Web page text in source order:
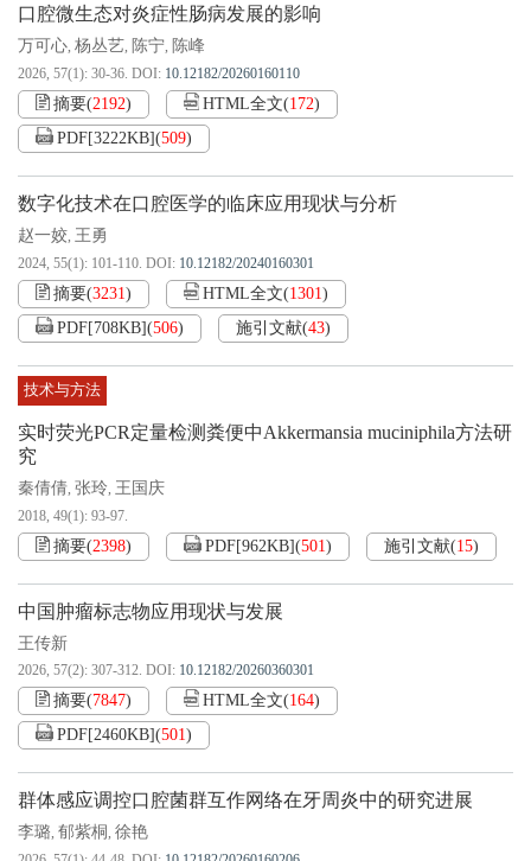
口腔微生态对炎症性肠病发展的影响
万可心, 杨丛艺, 陈宁, 陈峰
2026, 57(1): 30-36. DOI: 10.12182/20260160110
摘要(2192) HTML全文(172)
PDF[3222KB](509)
数字化技术在口腔医学的临床应用现状与分析
赵一姣, 王勇
2024, 55(1): 101-110. DOI: 10.12182/20240160301
摘要(3231) HTML全文(1301)
PDF[708KB](506) 施引文献(43)
技术与方法
实时荧光PCR定量检测粪便中Akkermansia muciniphila方法研
究
秦倩倩, 张玲, 王国庆
2018, 49(1): 93-97.
摘要(2398) PDF[962KB](501) 施引文献(15)
中国肿瘤标志物应用现状与发展
王传新
2026, 57(2): 307-312. DOI: 10.12182/20260360301
摘要(7847) HTML全文(164)
PDF[2460KB](501)
群体感应调控口腔菌群互作网络在牙周炎中的研究进展
李璐, 郁紫桐, 徐艳